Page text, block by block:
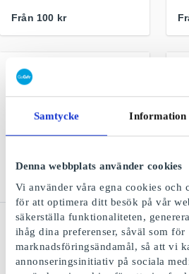
Samtycke Information
Denna webbplats använder cookies
Vi använder våra egna cookies och
för att optimera ditt besök på vår
säkerställa funktionaliteten,
ihåg dina preferenser, såväl som för
marknadsföringsändamål, så att vi
annonseringsinitiativ på sociala
Från 100 kr
Adlibris Butiker SE
Presentkort
Väl utvalda böcker och
sköna prylar till alla